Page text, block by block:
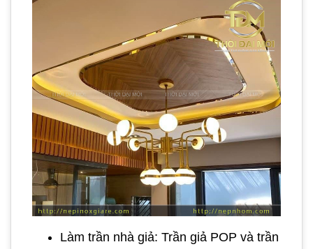
Làm trần nhà giả: Trần giả POP và trần